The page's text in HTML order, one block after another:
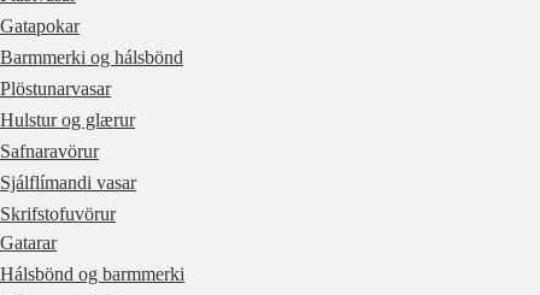
Gatapokar
Barmmerki og hálsbönd
Plöstunarvasar
Hulstur og glærur
Safnaravörur
Sjálflímandi vasar
Skrifstofuvörur
Gatarar
Hálsbönd og barmmerki